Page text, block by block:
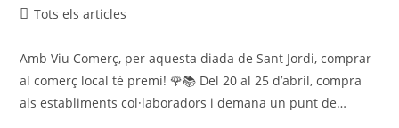
Tots els articles
Amb Viu Comerç, per aquesta diada de Sant Jordi, comprar
al comerç local té premi! 🌹📚 Del 20 al 25 d’abril, compra
als establiments col·laboradors i demana un punt de…